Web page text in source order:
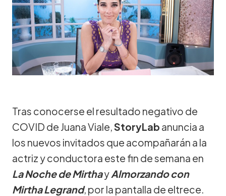
Tras conocerse el resultado negativo de
COVID de Juana Viale, StoryLab anuncia a
los nuevos invitados que acompañarán a la
actriz y conductora este fin de semana en
La Noche de MirthayAlmorzando con
Mirtha Legrand, por la pantalla de eltrece.